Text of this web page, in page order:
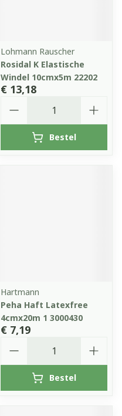
Lohmann Rauscher
Rosidal K Elastische
Windel 10cmx5m 22202
€ 13,18
Bestel
Hartmann
Peha Haft Latexfree
4cmx20m 1 3000430
€ 7,19
Bestel